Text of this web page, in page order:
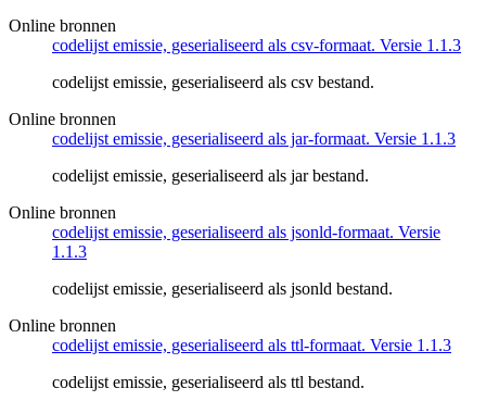
Online bronnen
codelijst emissie, geserialiseerd als csv-formaat. Versie 1.1.3
codelijst emissie, geserialiseerd als csv bestand.
Online bronnen
codelijst emissie, geserialiseerd als jar-formaat. Versie 1.1.3
codelijst emissie, geserialiseerd als jar bestand.
Online bronnen
codelijst emissie, geserialiseerd als jsonld-formaat. Versie
1.1.3
codelijst emissie, geserialiseerd als jsonld bestand.
Online bronnen
codelijst emissie, geserialiseerd als ttl-formaat. Versie 1.1.3
codelijst emissie, geserialiseerd als ttl bestand.